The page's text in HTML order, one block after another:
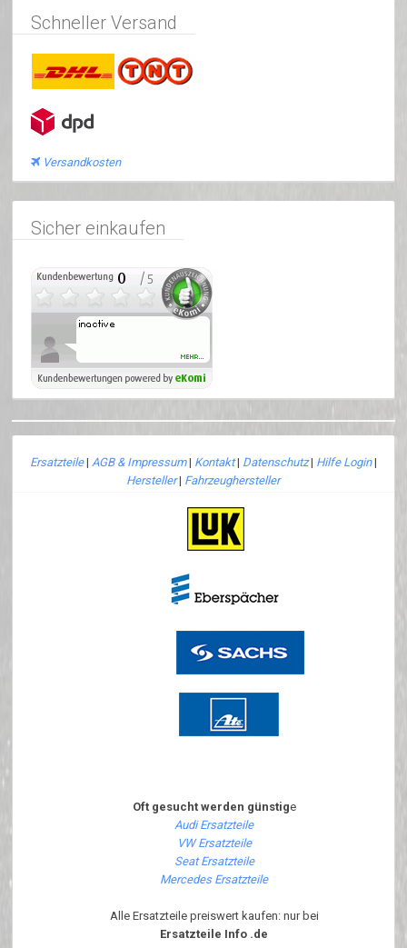
Schneller Versand
Versandkosten
Sicher einkaufen
Ersatzteile| AGB & Impressum| Kontakt| Datenschutz| Hilfe Login|
Hersteller| Fahrzeughersteller
Oft gesucht werden günstige
Audi Ersatzteile
VW Ersatzteile
Seat Ersatzteile
Mercedes Ersatzteile
Alle Ersatzteile preiswert kaufen: nur bei
Ersatzteile Info .de